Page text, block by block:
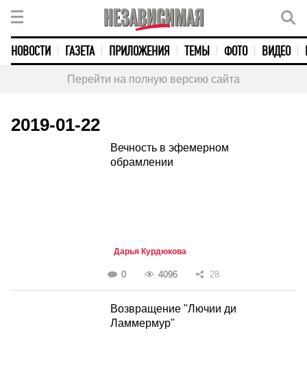
НОВОСТИ ГАЗЕТА ПРИЛОЖЕНИЯ ТЕМЫ ФОТО ВИДЕО
Перейти на полную версию сайта
2019-01-22
Вечность в эфемерном
обрамлении
Дарья Курдюкова
0 4096 28
Возвращение "Лючии ди
Ламмермур"